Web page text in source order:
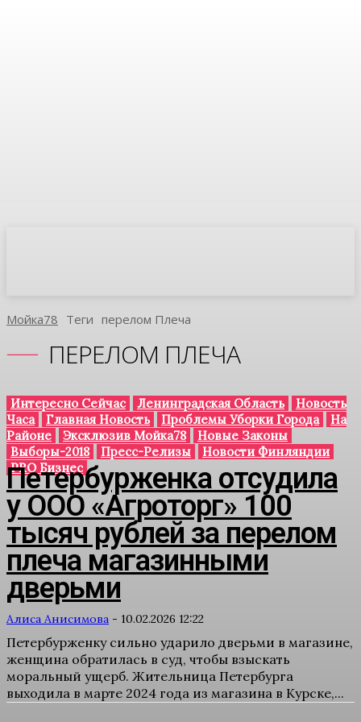
Мойка78 Теги Перелом Плеча
ПЕРЕЛОМ ПЛЕЧА
Интересно Сейчас Ленинградская Область
Новость
Часа
Главная Новость Проблемы Уборки Города
На
Районе
Эксклюзив Мойка78
Новые Законы
Выборы-2018
Пресс-Релизы
Новости Финляндии
PRO Бизнес
Петербурженка отсудила
у ООО «Агроторг» 100
тысяч рублей за перелом
плеча магазинными
дверьми
Алиса Анисимова - 10.02.2026 12:22
Петербурженку сильно ударило дверьми в магазине,
женщина обратилась в суд, чтобы взыскать
моральный ущерб. Жительница Петербурга
выходила в марте 2024 года из магазина в Курске,...